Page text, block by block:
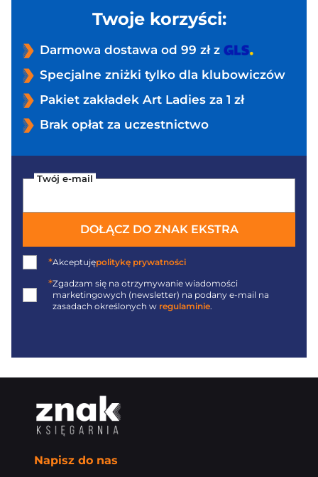
Twoje korzyści:
Darmowa dostawa od 99 zł z
Specjalne zniżki tylko dla klubowiczów
Pakiet zakładek Art Ladies za 1 zł
Brak opłat za uczestnictwo
Twój e-mail
DOŁĄCZ DO ZNAK EKSTRA
*Akceptujępolitykę prywatności
*Zgadzam się na otrzymywanie wiadomości
marketingowych (newsletter) na podany e-mail na
zasadach określonych w regulaminie.
Napisz do nas